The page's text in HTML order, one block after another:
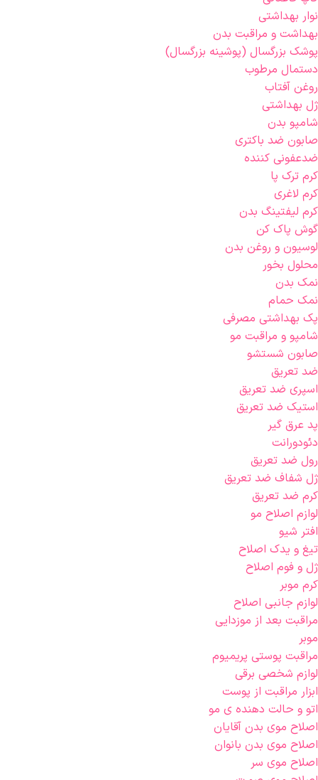
نوار بهداشتی
بهداشت و مراقبت بدن
پوشک بزرگسال (پوشینه بزرگسال)
دستمال مرطوب
روغن آفتاب
ژل بهداشتی
شامپو بدن
صابون ضد باکتری
ضدعفونی کننده
کرم ترک پا
کرم لاغری
کرم لیفتینگ بدن
گوش پاک کن
لوسیون و روغن بدن
محلول بخور
نمک بدن
نمک حمام
پک بهداشتی مصرفی
شامپو و مراقبت مو
صابون شستشو
ضد تعریق
اسپری ضد تعریق
استیک ضد تعریق
پد عرق گیر
دئودورانت
رول ضد تعریق
ژل شفاف ضد تعریق
کرم ضد تعریق
لوازم اصلاح مو
افتر شیو
تیغ و یدک اصلاح
ژل و فوم اصلاح
کرم موبر
لوازم جانبی اصلاح
مراقبت بعد از موزدایی
موبر
مراقبت پوستی پریمیوم
لوازم شخصی برقی
ابزار مراقبت از پوست
اتو و حالت دهنده ی مو
اصلاح موی بدن آقایان
اصلاح موی بدن بانوان
اصلاح موی سر